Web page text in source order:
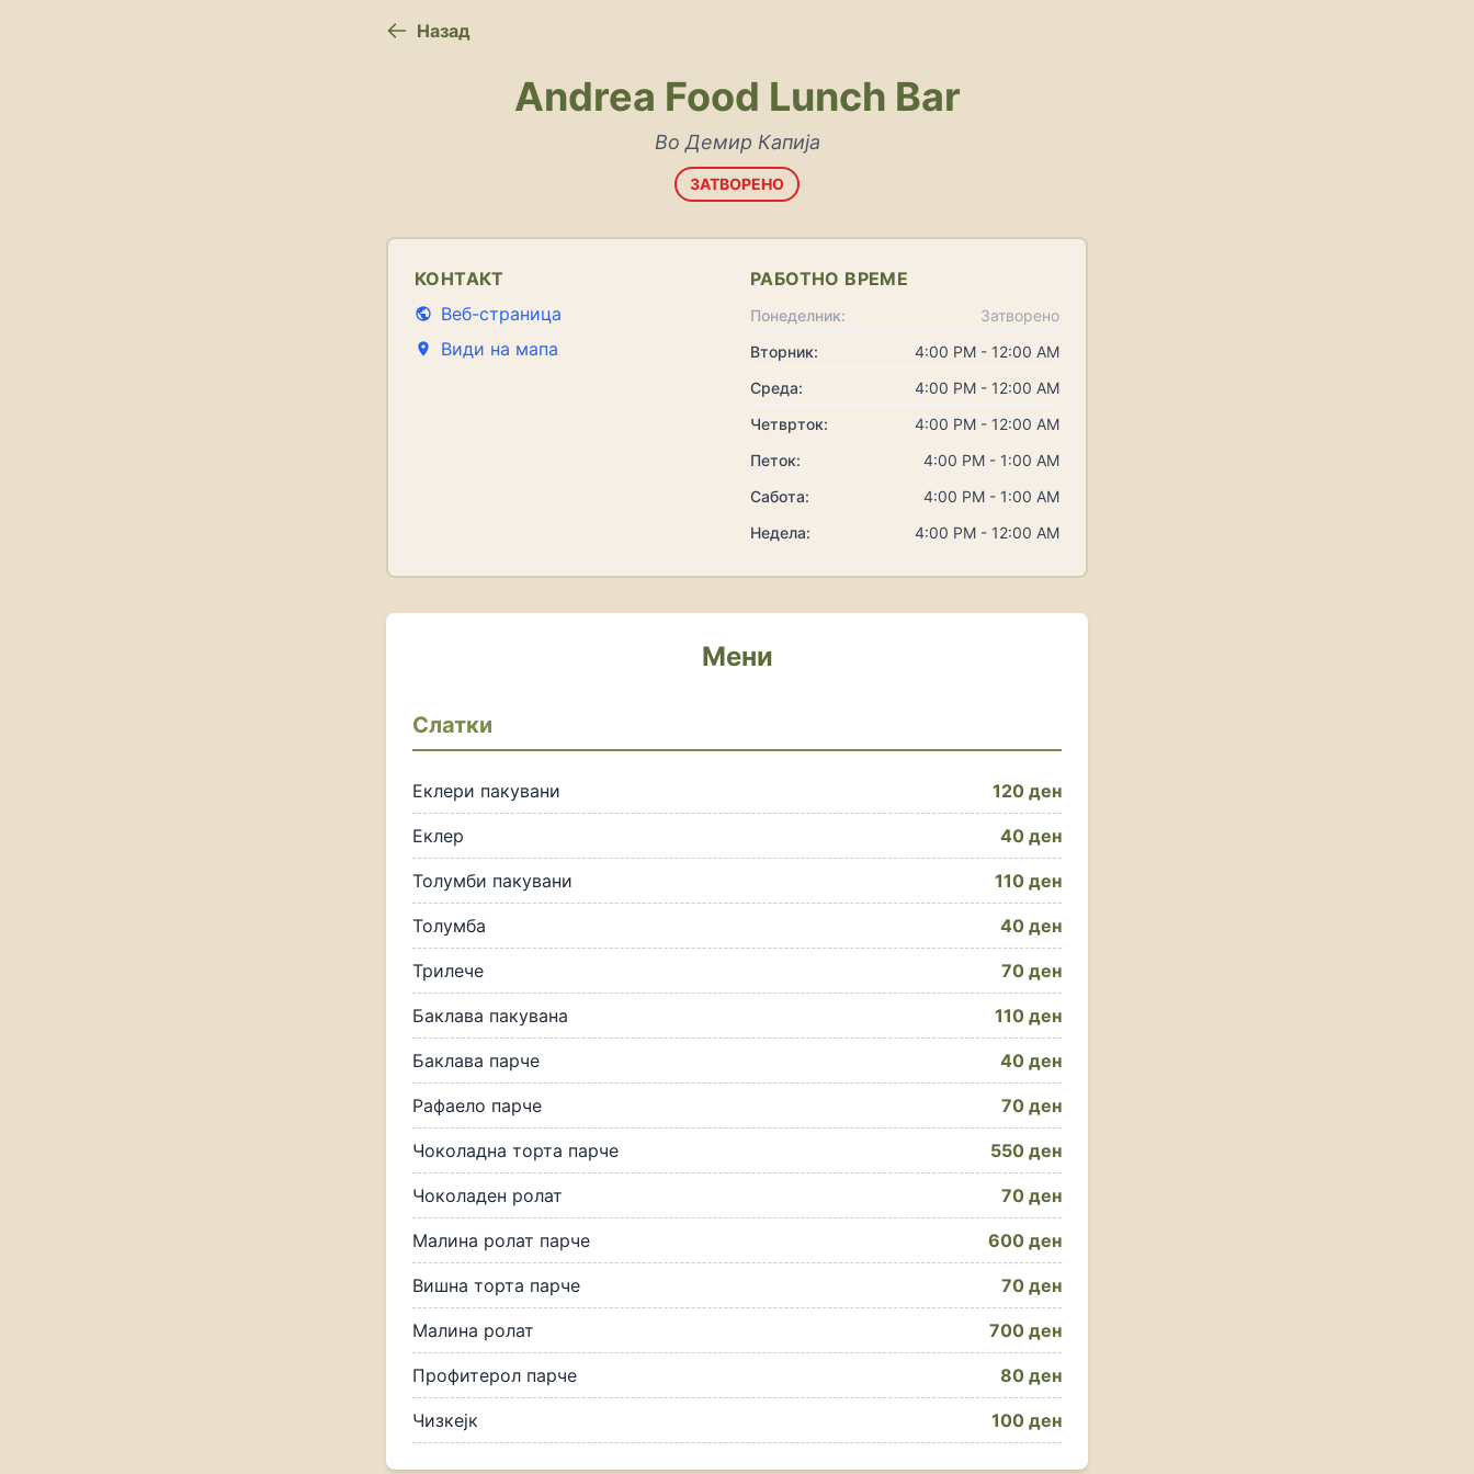
Назад
Andrea Food Lunch Bar
Во Демир Капија
ЗАТВОРЕНО
КОНТАКТ
Веб-страница
Види на мапа
РАБОТНО ВРЕМЕ
Понеделник:
Затворено
Вторник:
4:00 PM - 12:00 AM
Среда:
4:00 PM - 12:00 AM
Четврток:
4:00 PM - 12:00 AM
Петок:
4:00 PM - 1:00 AM
Сабота:
4:00 PM - 1:00 AM
Недела:
4:00 PM - 12:00 AM
Мени
Слатки
Еклери пакувани 120 ден
Еклер 40 ден
Толумби пакувани 110 ден
Толумба 40 ден
Трилече 70 ден
Баклава пакувана 110 ден
Баклава парче 40 ден
Рафаело парче 70 ден
Чоколадна торта парче 550 ден
Чоколаден ролат 70 ден
Малина ролат парче 600 ден
Вишна торта парче 70 ден
Малина ролат 700 ден
Профитерол парче 80 ден
Чизкејк 100 ден